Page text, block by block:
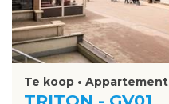
Te koop • Appartement